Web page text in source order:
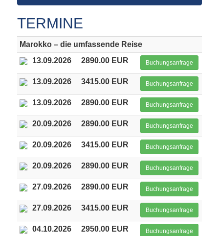
TERMINE
Marokko – die umfassende Reise
13.09.2026
2890.00 EUR Buchungsanfrage
13.09.2026 3415.00 EUR Buchungsanfrage
13.09.2026 2890.00 EUR Buchungsanfrage
20.09.2026 2890.00 EUR Buchungsanfrage
20.09.2026 3415.00 EUR Buchungsanfrage
20.09.2026 2890.00 EUR Buchungsanfrage
27.09.2026 2890.00 EUR Buchungsanfrage
27.09.2026 3415.00 EUR Buchungsanfrage
04.10.2026 2950.00 EUR Buchungsanfrage